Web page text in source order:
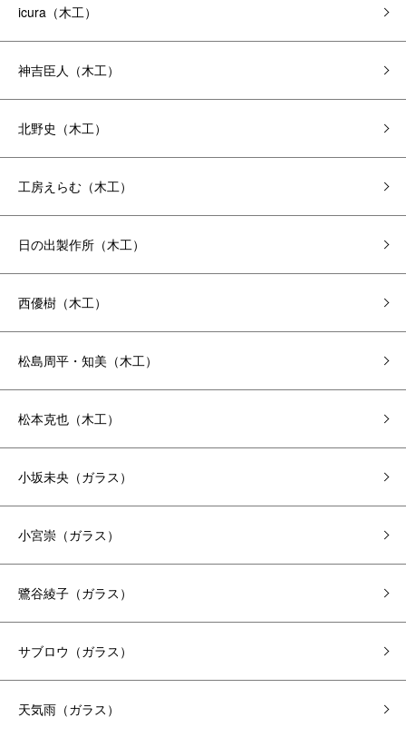
icura（木工）
神吉臣人（木工）
北野史（木工）
工房えらむ（木工）
日の出製作所（木工）
西優樹（木工）
松島周平・知美（木工）
松本克也（木工）
小坂未央（ガラス）
小宮崇（ガラス）
鷺谷綾子（ガラス）
サブロウ（ガラス）
天気雨（ガラス）